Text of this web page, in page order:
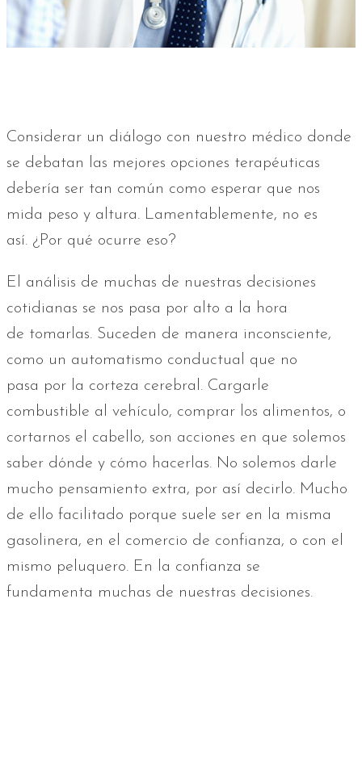
Considerar un diálogo con nuestro médico donde
se debatan las mejores opciones terapéuticas
debería ser tan común como esperar que nos
mida peso y altura. Lamentablemente, no es
así. ¿Por qué ocurre eso?
El análisis de muchas de nuestras decisiones
cotidianas se nos pasa por alto a la hora
de tomarlas. Suceden de manera inconsciente,
como un automatismo conductual que no
pasa por la corteza cerebral. Cargarle
combustible al vehículo, comprar los alimentos, o
cortarnos el cabello, son acciones en que solemos
saber dónde y cómo hacerlas. No solemos darle
mucho pensamiento extra, por así decirlo. Mucho
de ello facilitado porque suele ser en la misma
gasolinera, en el comercio de confianza, o con el
mismo peluquero. En la confianza se
fundamenta muchas de nuestras decisiones.